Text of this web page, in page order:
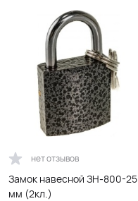
нет отзывов
Замок навесной ЗН-800-25
мм (2кл.)